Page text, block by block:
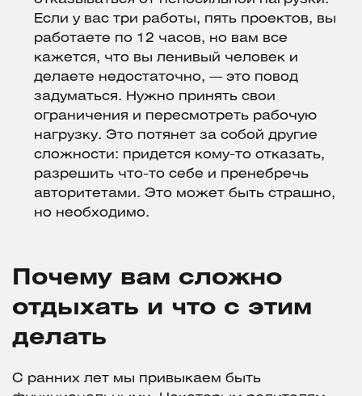
Если у вас три работы, пять проектов, вы
работаете по 12 часов, но вам все
кажется, что вы ленивый человек и
делаете недостаточно, — это повод
задуматься. Нужно принять свои
ограничения и пересмотреть рабочую
нагрузку. Это потянет за собой другие
сложности: придется кому-то отказать,
разрешить что-то себе и пренебречь
авторитетами. Это может быть страшно,
но необходимо.
Почему вам сложно
отдыхать и что с этим
делать
С ранних лет мы привыкаем быть